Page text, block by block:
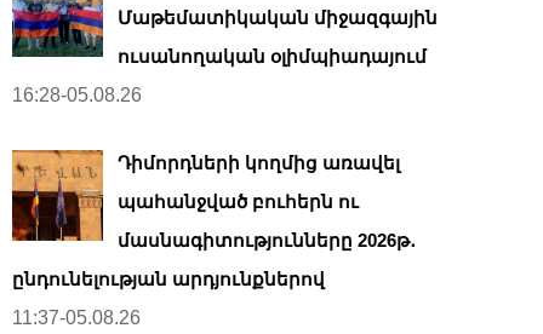
Մաթեմատիկական միջազգային
ուսանողական օլիմպիադայում
16:28-05.08.26
Դիմորդների կողմից առավել
պահանջված բուհերն ու
մասնագիտությունները 2026թ․
ընդունելության արդյունքներով
11:37-05.08.26